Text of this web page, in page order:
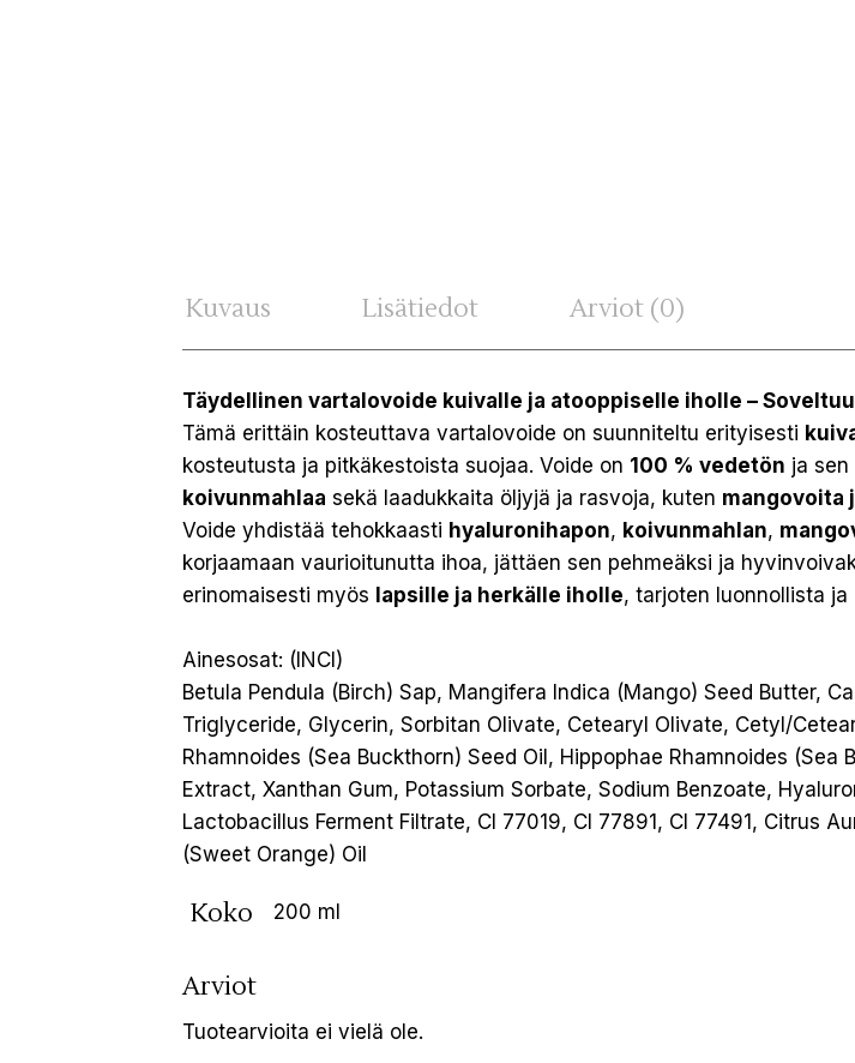
Kuvaus Lisätiedot Arviot (0)
Täydellinen vartalovoide kuivalle ja atooppiselle iholle –
Tämä erittäin kosteuttava vartalovoide on suunniteltu erityisesti
kosteutusta ja pitkäkestoista suojaa. Voide on 100 % vedetön ja
koivunmahlaa sekä laadukkaita öljyjä ja rasvoja, kuten mangovoita
Voide yhdistää tehokkaasti hyaluronihapon, koivunmahlan,
korjaamaan vaurioitunutta ihoa, jättäen sen pehmeäksi ja
erinomaisesti myös lapsille ja herkälle iholle, tarjoten luonnollista
Ainesosat: (INCI)
Betula Pendula (Birch) Sap, Mangifera Indica (Mango) Seed Butter,
Triglyceride, Glycerin, Sorbitan Olivate, Cetearyl Olivate, Cetyl/
Rhamnoides (Sea Buckthorn) Seed Oil, Hippophae Rhamnoides (Sea
Extract, Xanthan Gum, Potassium Sorbate, Sodium Benzoate,
Lactobacillus Ferment Filtrate, CI 77019, CI 77891, CI 77491, Citrus
(Sweet Orange) Oil
Koko 200 ml
Arviot
Tuotearvioita ei vielä ole.